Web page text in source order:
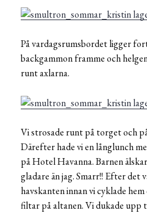
På vardagsrumsbordet ligger
backgammon framme och
runt axlarna.
Vi strosade runt på torget och
Därefter hade vi en långlunch
på Hotel Havanna. Barnen
gladare än jag. Smarr!! Efter det
havskanten innan vi cyklade
filtar på altanen. Vi dukade upp